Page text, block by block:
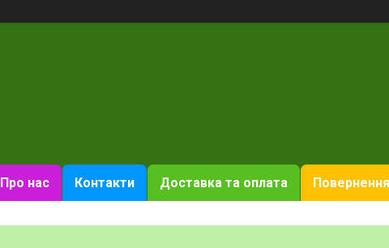
Про нас Контакти Доставка та оплата